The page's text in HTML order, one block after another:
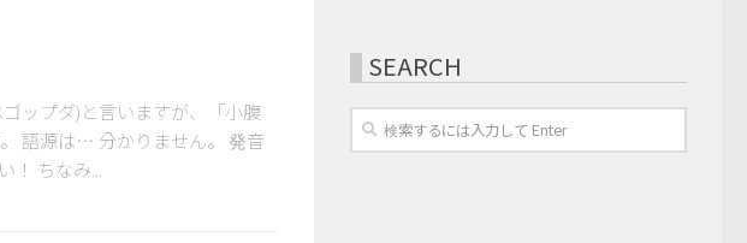
ップダ)と言いますが、「小腹
語源は… 分かりません。 発音
！ ちなみ...
SEARCH